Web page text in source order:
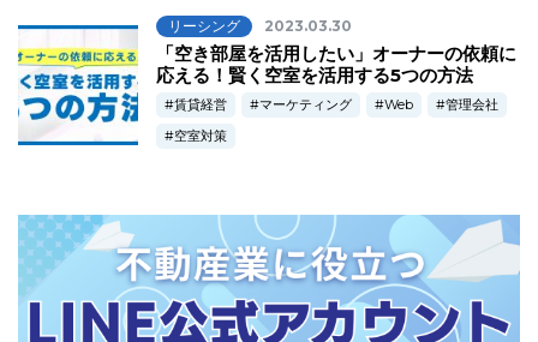
リーシング 2023.03.30
「空き部屋を活用したい」オーナーの依頼に
応える！賢く空室を活用する5つの方法
賃貸経営 マーケティング Web
管理会社
空室対策